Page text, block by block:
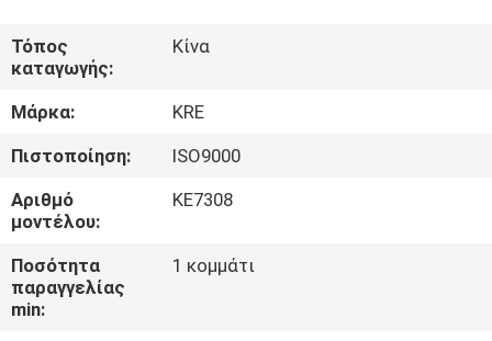
ΓΎΡΟΣ
ΕΡΓΟΣΤΑΣΊΩΝ
ΠΟΙΟΤΙΚΌΣ
ΈΛΕΓΧΟΣ
ΜΑΣ
Τόπος
καταγωγής:
Κίνα
Μάρκα:
KRE
Πιστοποίηση:
ISO9000
Αριθμό
μοντέλου:
KE7308
Ποσότητα
παραγγελίας
min:
1 κομμάτι